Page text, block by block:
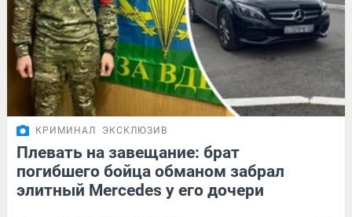
КРИМИНАЛ ЭКСКЛЮЗИВ
Плевать на завещание: брат
погибшего бойца обманом забрал
элитный Mercedes у его дочери